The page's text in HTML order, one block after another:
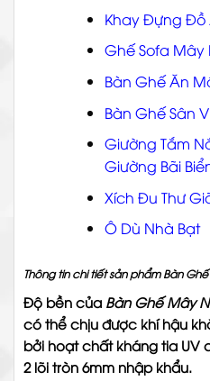
Khay Đựng Đồ
Ghế Sofa Mây
Bàn Ghế Ăn
Bàn Ghế Sân
Giường Tắm
Giường Bãi
Xích Đu Thư
Ô Dù Nhà Bạt
Thông tin chi tiết sản phẩm Bàn
Độ bền của Bàn Ghế Mây
có thể chịu được khí hậu
bởi hoạt chất kháng tia UV
2 lõi tròn 6mm nhập khẩu.